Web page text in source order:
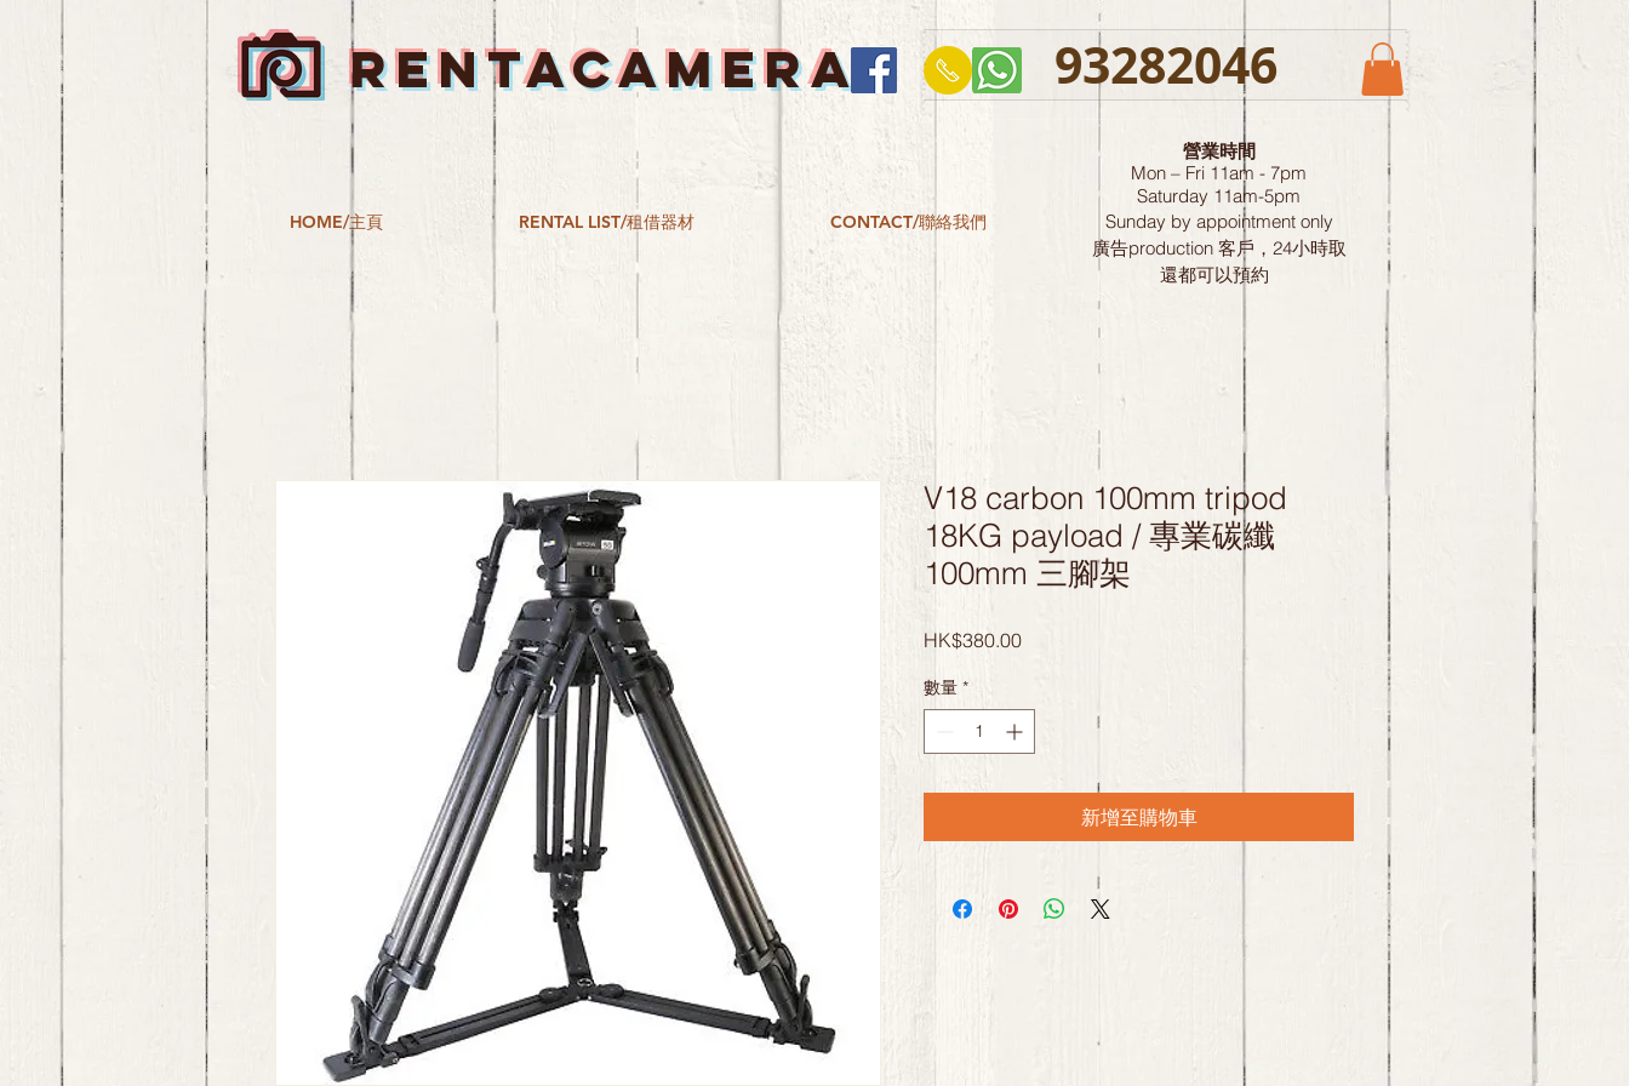
RENTACAMERA 93282046
HOME/主頁 RENTAL LIST/租借器材 CONTACT/聯絡我們
營業時間
Mon – Fri 11am - 7pm
Saturday 11am-5pm
Sunday by appointment only
廣告production 客戶，24小時取
還都可以預約
V18 carbon 100mm tripod
18KG payload / 專業碳纖
100mm 三腳架
HK$380.00價
數量 *
新增至購物車